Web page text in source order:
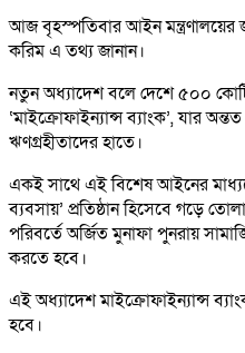
আজ বৃহস্পতিবার আইন মন্ত্রণালয়ের
করিম এ তথ্য জানান।
নতুন অধ্যাদেশ বলে দেশে ৫০০
‘মাইক্রোফাইন্যান্স ব্যাংক’, যার
ঋণগ্রহীতাদের হাতে।
একই সাথে এই বিশেষ আইনের
ব্যবসায়’ প্রতিষ্ঠান হিসেবে গড়ে
পরিবর্তে অর্জিত মুনাফা পুনরায়
করতে হবে।
এই অধ্যাদেশ মাইক্রোফাইন্যান্স
হবে।